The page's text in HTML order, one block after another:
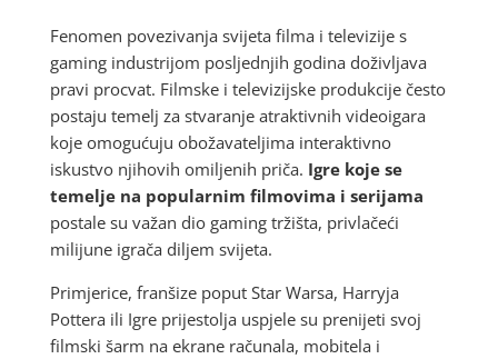
Fenomen povezivanja svijeta filma i televizije s
gaming industrijom posljednjih godina doživljava
pravi procvat. Filmske i televizijske produkcije često
postaju temelj za stvaranje atraktivnih videoigara
koje omogućuju obožavateljima interaktivno
iskustvo njihovih omiljenih priča. Igre koje se
temelje na popularnim filmovima i serijama
postale su važan dio gaming tržišta, privlačeći
milijune igrača diljem svijeta.
Primjerice, franšize poput Star Warsa, Harryja
Pottera ili Igre prijestolja uspjele su prenijeti svoj
filmski šarm na ekrane računala, mobitela i